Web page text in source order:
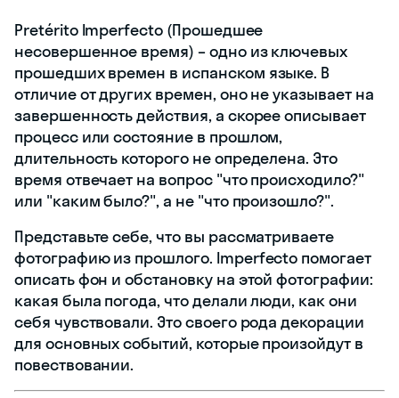
Pretérito Imperfecto (Прошедшее
несовершенное время) – одно из ключевых
прошедших времен в испанском языке. В
отличие от других времен, оно не указывает на
завершенность действия, а скорее описывает
процесс или состояние в прошлом,
длительность которого не определена. Это
время отвечает на вопрос "что происходило?"
или "каким было?", а не "что произошло?".
Представьте себе, что вы рассматриваете
фотографию из прошлого. Imperfecto помогает
описать фон и обстановку на этой фотографии:
какая была погода, что делали люди, как они
себя чувствовали. Это своего рода декорации
для основных событий, которые произойдут в
повествовании.